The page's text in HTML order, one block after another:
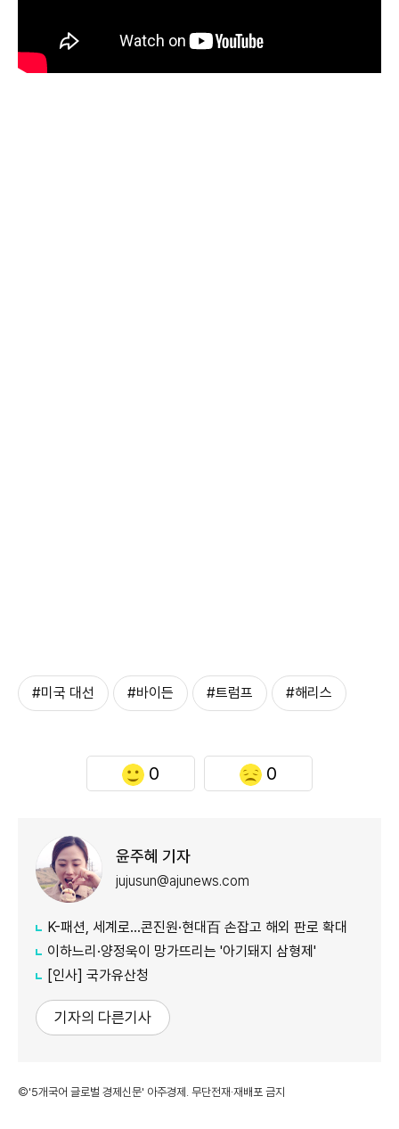
#미국 대선 #바이든 #트럼프 #해리스
0 0
윤주혜 기자
jujusun@ajunews.com
K-패션, 세계로…콘진원·현대百 손잡고 해외 판로 확대
이하느리·양정욱이 망가뜨리는 '아기돼지 삼형제'
[인사] 국가유산청
기자의 다른기사
©'5개국어 글로벌 경제신문' 아주경제. 무단전재·재배포 금지